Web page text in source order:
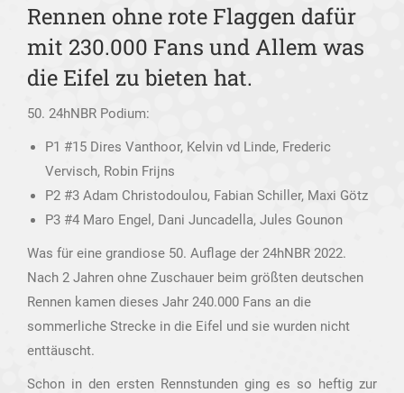
Rennen ohne rote Flaggen dafür
mit 230.000 Fans und Allem was
die Eifel zu bieten hat.
50. 24hNBR Podium:
P1 #15 Dires Vanthoor, Kelvin vd Linde, Frederic
Vervisch, Robin Frijns
P2 #3 Adam Christodoulou, Fabian Schiller, Maxi Götz
P3 #4 Maro Engel, Dani Juncadella, Jules Gounon
Was für eine grandiose 50. Auflage der 24hNBR 2022.
Nach 2 Jahren ohne Zuschauer beim größten deutschen
Rennen kamen dieses Jahr 240.000 Fans an die
sommerliche Strecke in die Eifel und sie wurden nicht
enttäuscht.
Schon in den ersten Rennstunden ging es so heftig zur